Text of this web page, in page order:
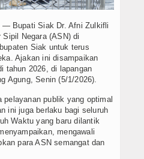
— Bupati Siak Dr. Afni Zulkifli
Sipil Negara (ASN) di
Siak untuk terus
Ajakan ini disampaikan
tahun 2026, di lapangan
Agung, Senin (5/1/2026).
pelayanan publik yang optimal
ini juga berlaku bagi seluruh
Waktu yang baru dilantik
mengawali
para ASN semangat dan